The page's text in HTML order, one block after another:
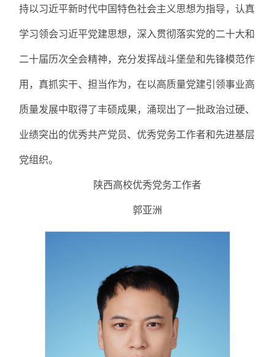
持以习近平新时代中国特色社会主义思想为指导，认真
学习领会习近平党建思想，深入贯彻落实党的二十大和
二十届历次全会精神，充分发挥战斗堡垒和先锋模范作
用，真抓实干、担当作为，在以高质量党建引领事业高
质量发展中取得了丰硕成果，涌现出了一批政治过硬、
业绩突出的优秀共产党员、优秀党务工作者和先进基层
党组织。
陕西高校优秀党务工作者
郭亚洲